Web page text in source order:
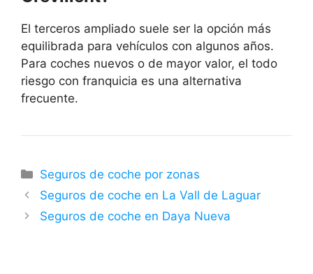
El terceros ampliado suele ser la opción más
equilibrada para vehículos con algunos años.
Para coches nuevos o de mayor valor, el todo
riesgo con franquicia es una alternativa
frecuente.
Categorías
Seguros de coche por zonas
Seguros de coche en La Vall de Laguar
Seguros de coche en Daya Nueva